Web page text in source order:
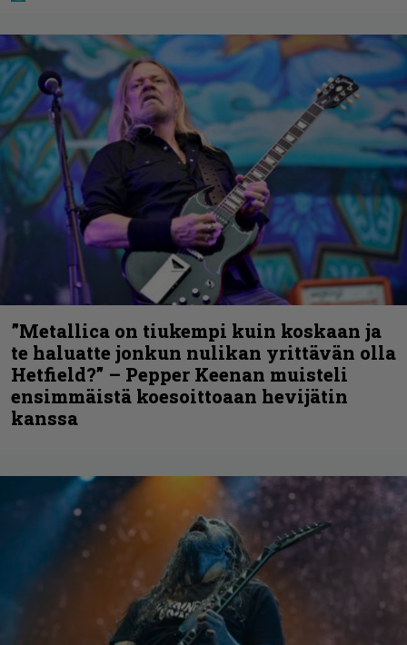
”Metallica on tiukempi kuin koskaan ja
te haluatte jonkun nulikan yrittävän olla
Hetfield?” – Pepper Keenan muisteli
ensimmäistä koesoittoaan hevijätin
kanssa